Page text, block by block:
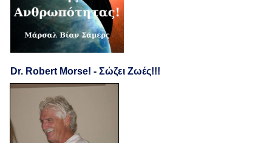
Dr. Robert Morse! - Σώζει Ζωές!!!